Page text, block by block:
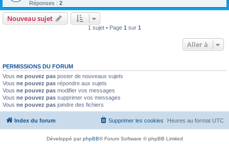
r
Réponses : 2
Nouveau sujet
1 sujet • Page 1 sur 1
Aller à
PERMISSIONS DU FORUM
Vous ne pouvez pas poster de nouveaux sujets
Vous ne pouvez pas répondre aux sujets
Vous ne pouvez pas modifier vos messages
Vous ne pouvez pas supprimer vos messages
Vous ne pouvez pas joindre des fichiers
Index du forum Heures au format UTC
Supprimer les cookies
Développé parphpBB® Forum Software © phpBB Limited